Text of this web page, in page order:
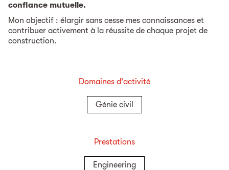
confiance mutuelle.
Mon objectif : élargir sans cesse mes connaissances et
contribuer activement à la réussite de chaque projet de
construction.
Domaines d'activité
Génie civil
Prestations
Engineering